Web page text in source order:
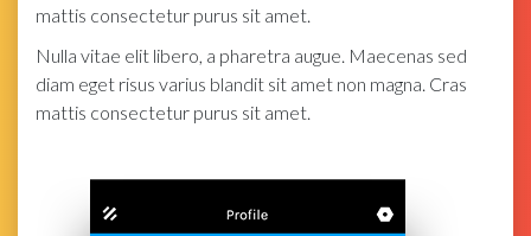
mattis consectetur purus sit amet.
Nulla vitae elit libero, a pharetra augue. Maecenas sed
diam eget risus varius blandit sit amet non magna. Cras
mattis consectetur purus sit amet.